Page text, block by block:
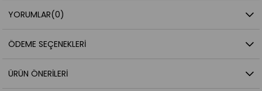
YORUMLAR(0)
ÖDEME SEÇENEKLERI
ÜRÜN ÖNERILERI